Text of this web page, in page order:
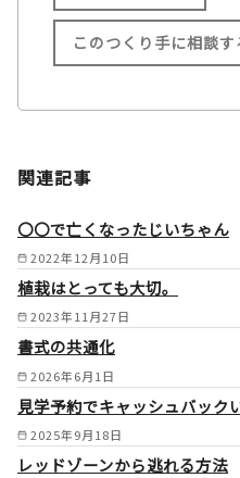
施工範囲
田市／佐伯
市／竹田
市／宇佐市
郡日出町／
このつくり手に相談す
関連記事
2022年12月10日
〇〇で亡くなったじいちゃん
2023年11月27日
植栽はとっても大切。
2026年6月1日
書式の共通化
2025年9月18日
見学予約でキャッシュバック
レッドゾーンから逃れる方法